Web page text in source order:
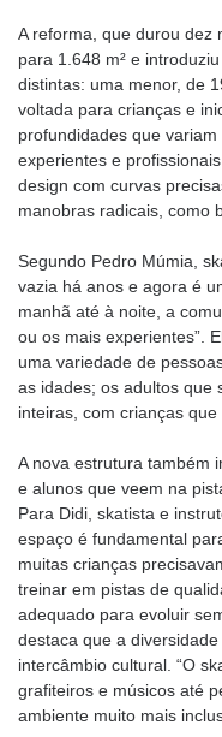
A reforma, que durou dez
para 1.648 m² e
distintas: uma menor, de
voltada para crianças e
profundidades que
experientes e
design com curvas
manobras radicais, como
Segundo Pedro Múmia,
vazia há anos e agora é
manhã até à noite, a
ou os mais experientes”.
uma variedade de
as idades; os adultos que
inteiras, com crianças que
A nova estrutura também
e alunos que veem na
Para Didi, skatista e
espaço é fundamental
muitas crianças
treinar em pistas de
adequado para evoluir
destaca que a
intercâmbio cultural. “O
grafiteiros e músicos até
ambiente muito mais